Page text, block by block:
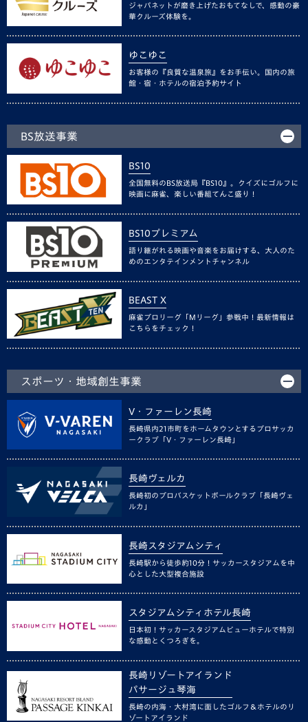
ジャパネットが磨き上げたおもてなしで、感動の豪
華クルーズ体験を。
ゆこゆこ
お客様の『良質な温泉旅』をお手伝い。国内の旅
館・宿・ホテルの宿泊予約サイト
BS放送事業
BS10
全国無料のBS放送局『BS10』。クイズにゴルフに
映画に麻雀、楽しい番組てんこ盛り！
BS10プレミアム
語り継がれる映画や音楽をお届けする、大人のた
めのエンタテインメントチャンネル
BEAST X
麻雀プロリーグ「Mリーグ」参戦中！最新情報は
こちらをチェック！
スポーツ・地域創生事業
V・ファーレン長崎
長崎県内21市町をホームタウンとするプロサッカ
ークラブ「V・ファーレン長崎」
長崎ヴェルカ
長崎初のプロバスケットボールクラブ「長崎ヴェ
ルカ」
長崎スタジアムシティ
長崎駅から徒歩約10分！サッカースタジアムを中
心とした大型複合施設
スタジアムシティホテル長崎
日本初！サッカースタジアムビューホテルで特別
な感動とくつろぎを。
長崎リゾートアイランド
パサージュ琴海
長崎の内海・大村湾に面したゴルフ＆ホテルのリ
ゾートアイランド